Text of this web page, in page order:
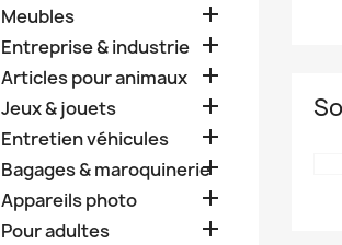
Meubles 
Entreprise & industrie 
Articles pour animaux 
Jeux & jouets 
Entretien véhicules 
Bagages & maroquinerie

Appareils photo 
Pour adultes 